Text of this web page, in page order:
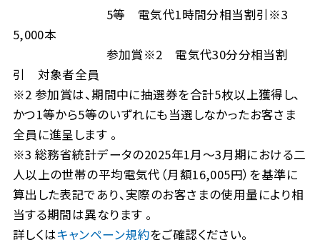
5等 電気代1時間分相当割引※3
5,000本
参加賞※2 電気代30分分相当割
引 対象者全員
※2 参加賞は、期間中に抽選券を合計5枚以上獲得し、
かつ1等から5等のいずれにも当選しなかったお客さま
全員に進呈します 。
※3 総務省統計データの2025年1月～3月期における二
人以上の世帯の平均電気代（月額16,005円）を基準に
算出した表記であり、実際のお客さまの使用量により相
当する期間は異なります 。
詳しくはキャンペーン規約をご確認ください。